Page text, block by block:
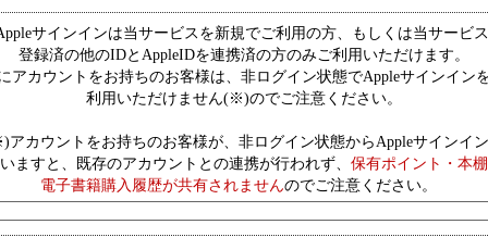
サインインは当サービスを新規でご利用の方、もしくは当サービ
登録済の他のIDとAppleIDを連携済の方のみご利用いただけます。
アカウントをお持ちのお客様は、非ログイン状態でAppleサインイン
利用いただけません(※)のでご注意ください。
カウントをお持ちのお客様が、非ログイン状態からAppleサインイ
ますと、既存のアカウントとの連携が行われず、 保有ポイント・本棚
電子書籍購入履歴が共有されませんのでご注意ください。